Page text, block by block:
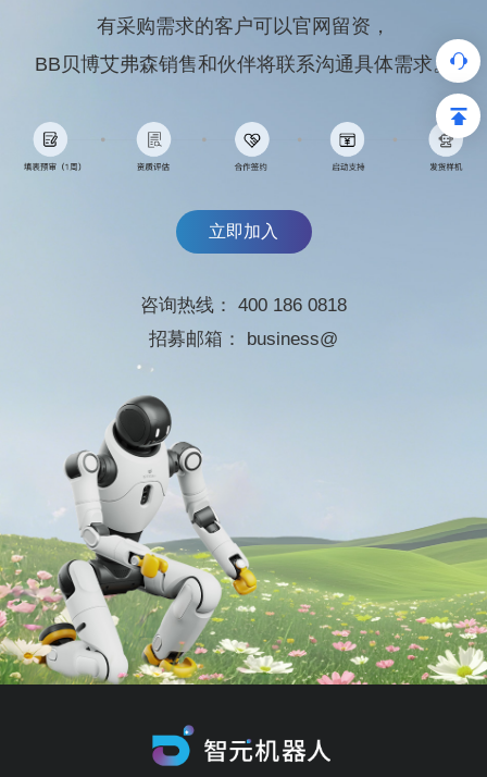
有采购需求的客户可以官网留资，
BB贝博艾弗森销售和伙伴将联系沟通具体需求。
立即加入
咨询热线： 400 186 0818
招募邮箱： business@